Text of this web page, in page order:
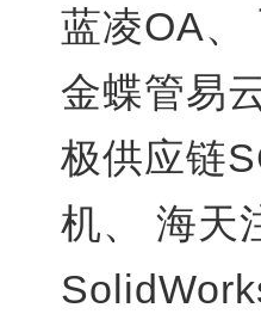
蓝凌OA、
金蝶管易
极供应链
机、
海天